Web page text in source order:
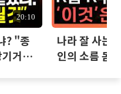
20:10
? "종
거주
나라 잘 사는
인의 소름 돋